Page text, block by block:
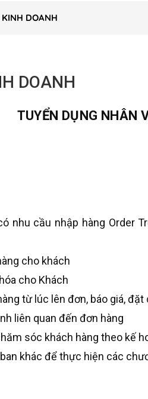
DOANH
DOANH
TUYỂN DỤNG NHÂN
nhu cầu nhập hàng Order
cho khách
cho Khách
từ lúc lên đơn, báo giá, đặt
liên quan đến đơn hàng
sóc khách hàng theo kế
khác để thực hiện các